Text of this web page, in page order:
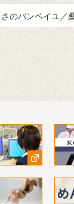
とてもお
のバンペイユ／